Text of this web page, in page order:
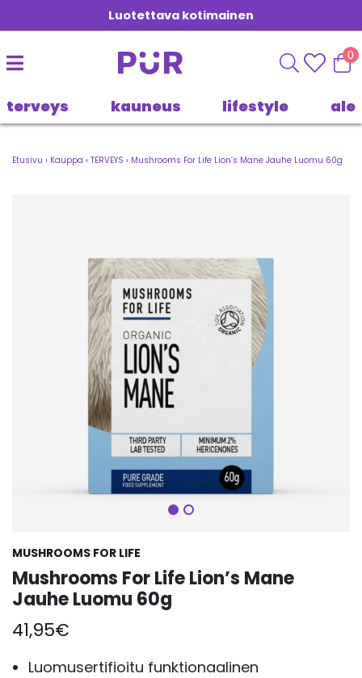
Luotettava kotimainen
0
terveys kauneus lifestyle ale
Etusivu › Kauppa › TERVEYS › Mushrooms For Life Lion’s Mane Jauhe Luomu 60g
MUSHROOMS FOR LIFE
Mushrooms For Life Lion’s Mane
Jauhe Luomu 60g
41,95€
Luomusertifioitu funktionaalinen